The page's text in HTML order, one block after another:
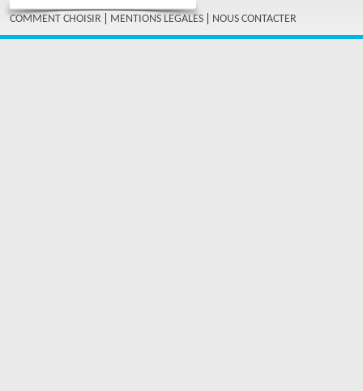
COMMENT CHOISIR | MENTIONS LEGALES | NOUS CONTACTER